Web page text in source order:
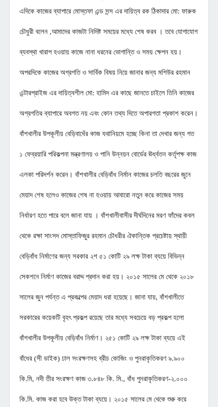
এদিকে কাজের ব্যাপারে মোস্তফা এন্ড সন্স এর দায়িত্ব রক ঠিকাদার মো: ফারুক
চৌধুরী বলেন ,আমাদের কাজটা নিদিষ্ট সময়ের মধ্যে শেষ করব । তবে যোগাযোগ
ব্যবস্থা খারাপ হওয়ায় কাজে নানা ধরনের ভোগান্তি ও সময় ক্ষেপন হয়।
অপরদিকে কাজের অগ্রগতি ও সার্বিক বিষয় নিয়ে জানার জন্য মশিউর রহমান
এন্টারপ্রাইজ এর দায়িত্বশীল মো: হামিদ এর কাছে জানতে চাইলে তিনি কাজের
অগ্রগতির ব্যাপারে অবগত নয় এবং কোন তথ্য দিতে অপারগতা প্রকাশ করেন।
বাঁশখালীর উপকূলীয় বেড়িবাধেঁর কাজ যথানিয়মে হচ্ছে কিনা তা দেখার জন্য গত
১ ফেব্রয়ারি পরিকল্পনা মন্ত্রণালয় ও পানি উন্নয়ন বোর্ডের ঊর্ধ্বতন কর্তৃপক্ষ কাজ
এলকা পরিদর্শন করেন। বাঁশখালীর বেড়িবাঁধ নির্মান কাজের চলতি বছরের জুনে
মেয়াদ শেষ হলেও কাজের শেষ না হওয়ায় আবারো নতুন করে কাজের সময়
নির্ধারণ হতে পারে বলে জানা যায় । বাঁশখালীবাসীর দীর্ঘদিনের মরণ ফাঁদের কবল
থেকে রক্ষা সাংসদ মোস্তাফিজুর রহমান চৌধরীর ঐকান্তিক প্রচেষ্টায় স্থায়ী
বেড়িবাঁধ নির্মাণের জন্য সরকার ২শ ৫১ কোটি ২৯ লক্ষ টাকা ব্যয়ে বিভিন্ন
সেকশনে নির্মাণ কাজের বরাদ্দ প্রদান করা হয়। ২০১৫ সালের মে থেকে ২০১৮
সালের জুন পর্যন্ত এ প্রকল্পের মেয়াদ ধরা হয়েছে। জানা যায়, বাঁশখালীতে
সরকারের কয়েকটি বৃহৎ প্রকল্প রয়েছে তার মধ্যে সবচেয়ে বড় প্রকল্প হলো
বাঁশখালীর উপকূলীয় বেড়িবাঁধ নির্মাণ। ২৫১ কোটি ২৯ লক্ষ টাকা ব্যয়ে এই
বাঁধের (সী ডাইক) ঢাল সংরক্ষণসহ ব্রীচ কোজিং ও পুনরাকৃতিকরণ ৯.৯০০
কি.মি, নদী তীর সংরক্ষণ কাজ ৩.৮৪৮ কি. মি., বাঁধ পুনরাকৃতিকরণ-২.০০০
কি.মি. কাজ করা হবে উক্ত টাকা ব্যয়ে। ২০১৫ সালের মে থেকে শুরু করে